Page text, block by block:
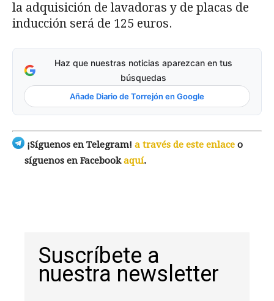
la adquisición de lavadoras y de placas de
inducción será de 125 euros.
Haz que nuestras noticias aparezcan en tus
búsquedas
Añade Diario de Torrejón en Google
¡Síguenos en Telegram! a través de este enlace o
síguenos en Facebookaquí.
Suscríbete a
nuestra newsletter